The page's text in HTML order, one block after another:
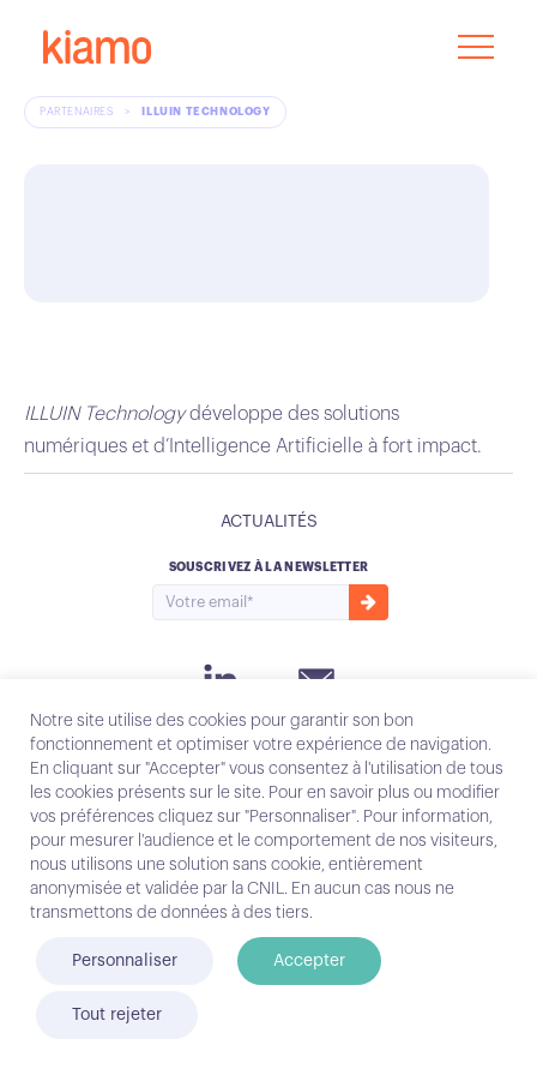
PARTENAIRES > ILLUIN TECHNOLOGY
ILLUIN Technologydéveloppe des solutions
numériques et d’Intelligence Artificielle à fort impact.
ACTUALITÉS
SOUSCRIVEZ À LA NEWSLETTER
Instagram
Email
Contact
Mentions légales
© Conecteo 2025
Notre site utilise des cookies pour garantir son bon
fonctionnement et optimiser votre expérience de navigation.
En cliquant sur "Accepter" vous consentez à l'utilisation de tous
les cookies présents sur le site. Pour en savoir plus ou modifier
vos préférences cliquez sur "Personnaliser". Pour information,
pour mesurer l'audience et le comportement de nos visiteurs,
nous utilisons une solution sans cookie, entièrement
anonymisée et validée par la CNIL. En aucun cas nous ne
transmettons de données à des tiers.
Personnaliser Accepter
Tout rejeter